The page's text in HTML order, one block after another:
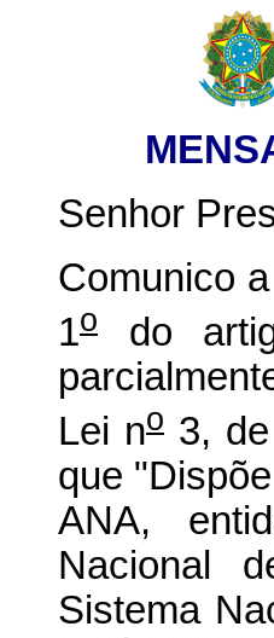
Senhor
Comunico
1o
do
Lei no 3,
que
ANA,
Nacional
Sistema